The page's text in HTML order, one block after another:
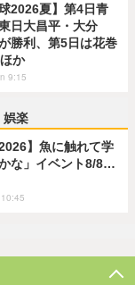
球2026夏】第4日青
日大昌平・大分
勝利、第5日は花巻
か
9:15
娯楽
2026】魚に触れて学
な」イベント8/8…